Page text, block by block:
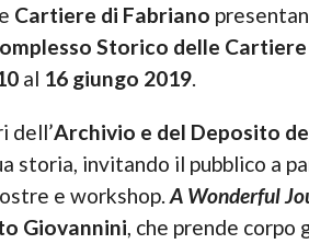
e Cartiere di Fabriano
Storico delle
al 16 giungo 2019.
dell’Archivio e del Deposito
storia, invitando il pubblico a
e workshop.A Wonderful
Giovannini, che prende corpo